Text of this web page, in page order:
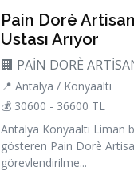
Pain Dorè
Ustası Arıyor
🏢 PAİN DORÈ
📍 Antalya / Konyaaltı
💰 30600 - 36600 TL
Antalya Konyaaltı Liman
gösteren Pain Dorè
görevlendirilme...